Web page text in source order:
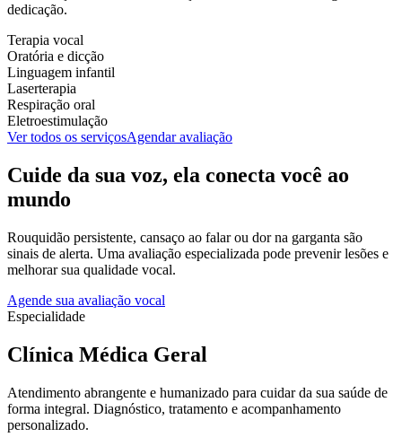
dedicação.
Terapia vocal
Oratória e dicção
Linguagem infantil
Laserterapia
Respiração oral
Eletroestimulação
Ver todos os serviçosAgendar avaliação
Cuide da sua voz, ela conecta você ao
mundo
Rouquidão persistente, cansaço ao falar ou dor na garganta são
sinais de alerta. Uma avaliação especializada pode prevenir lesões e
melhorar sua qualidade vocal.
Agende sua avaliação vocal
Especialidade
Clínica Médica Geral
Atendimento abrangente e humanizado para cuidar da sua saúde de
forma integral. Diagnóstico, tratamento e acompanhamento
personalizado.